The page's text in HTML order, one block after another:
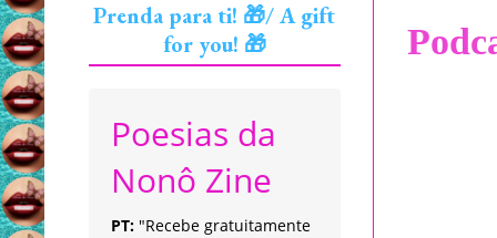
Prenda para ti! 🎁/ A gift
for you! 🎁
Poesias da
Nonô Zine
PT: "Recebe gratuitamente